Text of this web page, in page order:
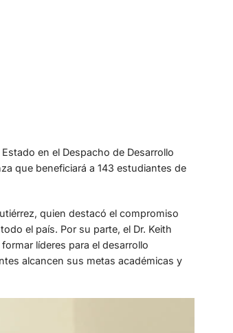
en el Despacho de Desarrollo
que beneficiará a 143 estudiantes de
quien destacó el compromiso
el país. Por su parte, el Dr. Keith
líderes para el desarrollo
alcancen sus metas académicas y